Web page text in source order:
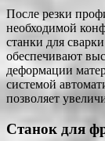
После резки
необходимой
станки для
обеспечивают
деформации
системой
позволяет
Станок для